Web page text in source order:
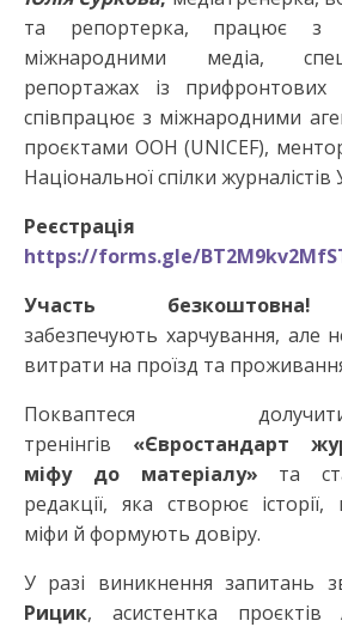
та репортерка, працює з
міжнародними медіа,
репортажах із прифронтових
співпрацює з міжнародними
проєктами ООН (UNICEF),
Національної спілки журналістів
https://forms.gle/
Участь безкоштовна!
забезпечують харчування, але
витрати на проїзд та
Покваптеся
тренінгів «Євростандарт
міфу до матеріалу» та
редакції, яка створює
міфи й формують довіру.
У разі виникнення запитань
Рицик, асистентка проєктів